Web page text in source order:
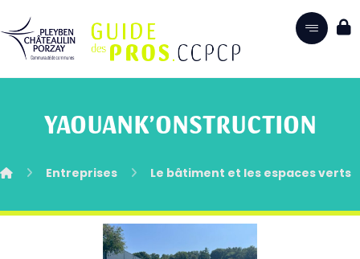
YAOUANK’ONSTRUCTION
Entreprises Le bâtiment et les espaces verts